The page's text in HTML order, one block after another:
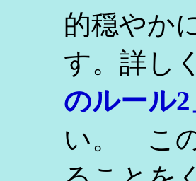
的穏やか
す。詳し
のルール2
い。 こ